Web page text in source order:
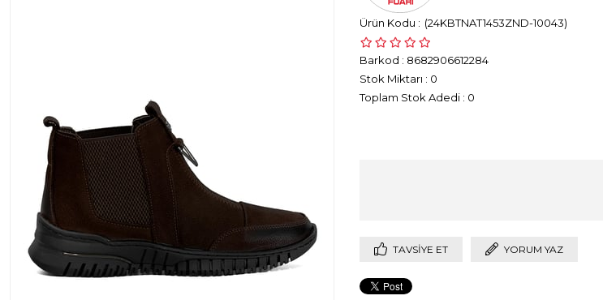
(24KBTNAT1453ZND-10043)
Barkod : 8682906612284
Stok Miktarı : 0
Toplam Stok Adedi : 0
TAVSIYE ET YORUM YAZ